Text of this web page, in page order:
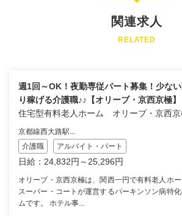
関連求人
RELATED
週1回～OK！夜勤専従パート募集！少な
り稼げる介護職♪♪【オリーブ・京西京極】
住宅型有料老人ホーム オリーブ・京西
京都線西大路駅...
介護職
アルバイト・パート
日給：24,832円～25,296円
オリーブ・京西京極は、関西一円で有料老人ホ
スーパー・コートが運営するパーキンソン病特
ムです。 ホテル事...